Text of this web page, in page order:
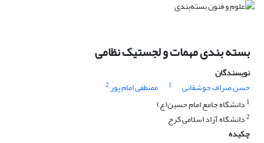
بسته بندی مهمات و لجستیک نظامی
نویسندگان
حسن صراف جوشقانی
1 مصطفی امام پور2
1 دانشگاه جامع امام حسین(ع)
2دانشگاه آزاد اسلامی کرج
چکیده